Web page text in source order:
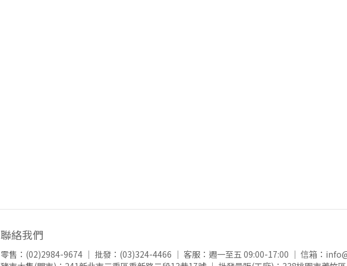
聯絡我們
零售： (02)2984-9674 ｜ 批發： (03)324-4466 ｜ 客服：週一至五 09:00-17:00 ｜ 信箱：